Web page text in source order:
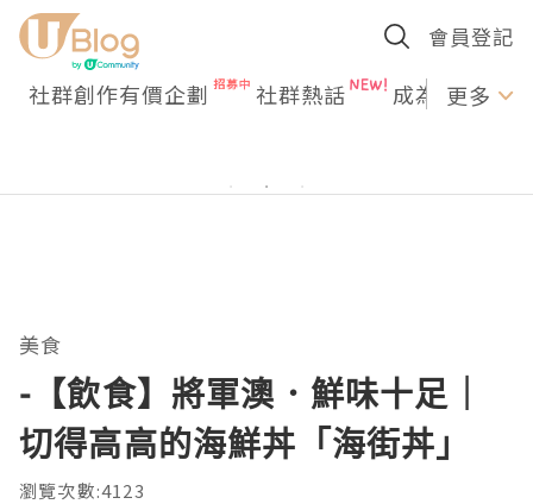
會員登記
社群創作有價企劃 社群熱話 成為U更多
美食
-【飲食】將軍澳．鮮味十足｜
切得高高的海鮮丼「海街丼」
瀏覽次數:4123